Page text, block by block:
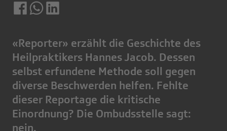
«Reporter» erzählt die Geschichte des
Heilpraktikers Hannes Jacob. Dessen
selbst erfundene Methode soll gegen
diverse Beschwerden helfen. Fehlte
dieser Reportage die kritische
Einordnung? Die Ombudsstelle sagt:
nein.